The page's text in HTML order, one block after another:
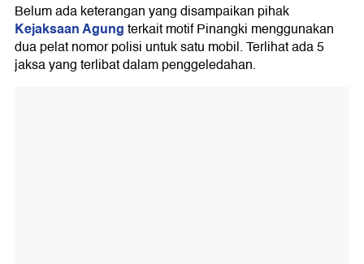
Belum ada keterangan yang disampaikan pihak
Kejaksaan Agungterkait motif Pinangki menggunakan
dua pelat nomor polisi untuk satu mobil. Terlihat ada 5
jaksa yang terlibat dalam penggeledahan.